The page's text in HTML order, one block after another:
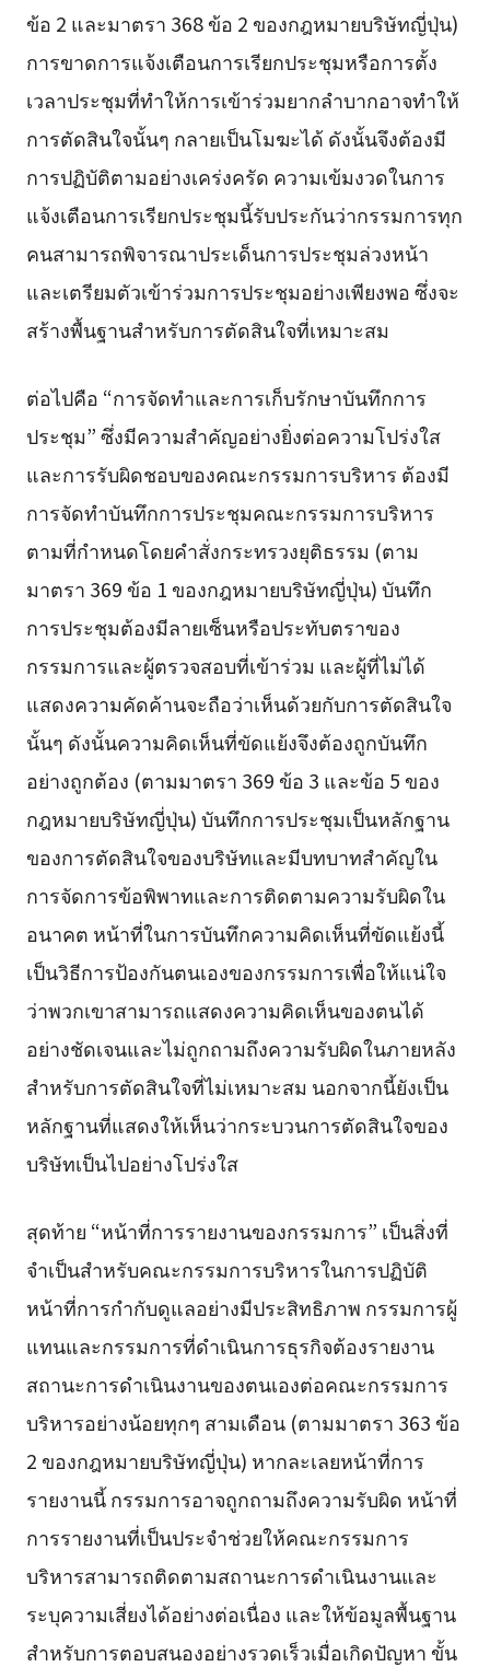
ข้อ 2 และมาตรา 368 ข้อ 2 ของกฎหมายบริษัทญี่ปุ่น)
การขาดการแจ้งเตือนการเรียกประชุมหรือการตั้ง
เวลาประชุมที่ทำให้การเข้าร่วมยากลำบากอาจทำให้
การตัดสินใจนั้นๆ กลายเป็นโมฆะได้ ดังนั้นจึงต้องมี
การปฏิบัติตามอย่างเคร่งครัด ความเข้มงวดในการ
แจ้งเตือนการเรียกประชุมนี้รับประกันว่ากรรมการทุก
คนสามารถพิจารณาประเด็นการประชุมล่วงหน้า
และเตรียมตัวเข้าร่วมการประชุมอย่างเพียงพอ ซึ่งจะ
สร้างพื้นฐานสำหรับการตัดสินใจที่เหมาะสม
ต่อไปคือ “การจัดทำและการเก็บรักษาบันทึกการ
ประชุม” ซึ่งมีความสำคัญอย่างยิ่งต่อความโปร่งใส
และการรับผิดชอบของคณะกรรมการบริหาร ต้องมี
การจัดทำบันทึกการประชุมคณะกรรมการบริหาร
ตามที่กำหนดโดยคำสั่งกระทรวงยุติธรรม (ตาม
มาตรา 369 ข้อ 1 ของกฎหมายบริษัทญี่ปุ่น) บันทึก
การประชุมต้องมีลายเซ็นหรือประทับตราของ
กรรมการและผู้ตรวจสอบที่เข้าร่วม และผู้ที่ไม่ได้
แสดงความคัดค้านจะถือว่าเห็นด้วยกับการตัดสินใจ
นั้นๆ ดังนั้นความคิดเห็นที่ขัดแย้งจึงต้องถูกบันทึก
อย่างถูกต้อง (ตามมาตรา 369 ข้อ 3 และข้อ 5 ของ
กฎหมายบริษัทญี่ปุ่น) บันทึกการประชุมเป็นหลักฐาน
ของการตัดสินใจของบริษัทและมีบทบาทสำคัญใน
การจัดการข้อพิพาทและการติดตามความรับผิดใน
อนาคต หน้าที่ในการบันทึกความคิดเห็นที่ขัดแย้งนี้
เป็นวิธีการป้องกันตนเองของกรรมการเพื่อให้แน่ใจ
ว่าพวกเขาสามารถแสดงความคิดเห็นของตนได้
อย่างชัดเจนและไม่ถูกถามถึงความรับผิดในภายหลัง
สำหรับการตัดสินใจที่ไม่เหมาะสม นอกจากนี้ยังเป็น
หลักฐานที่แสดงให้เห็นว่ากระบวนการตัดสินใจของ
บริษัทเป็นไปอย่างโปร่งใส
สุดท้าย “หน้าที่การรายงานของกรรมการ” เป็นสิ่งที่
จำเป็นสำหรับคณะกรรมการบริหารในการปฏิบัติ
หน้าที่การกำกับดูแลอย่างมีประสิทธิภาพ กรรมการผู้
แทนและกรรมการที่ดำเนินการธุรกิจต้องรายงาน
สถานะการดำเนินงานของตนเองต่อคณะกรรมการ
บริหารอย่างน้อยทุกๆ สามเดือน (ตามมาตรา 363 ข้อ
2 ของกฎหมายบริษัทญี่ปุ่น) หากละเลยหน้าที่การ
รายงานนี้ กรรมการอาจถูกถามถึงความรับผิด หน้าที่
การรายงานที่เป็นประจำช่วยให้คณะกรรมการ
บริหารสามารถติดตามสถานะการดำเนินงานและ
ระบุความเสี่ยงได้อย่างต่อเนื่อง และให้ข้อมูลพื้นฐาน
สำหรับการตอบสนองอย่างรวดเร็วเมื่อเกิดปัญหา ขั้น